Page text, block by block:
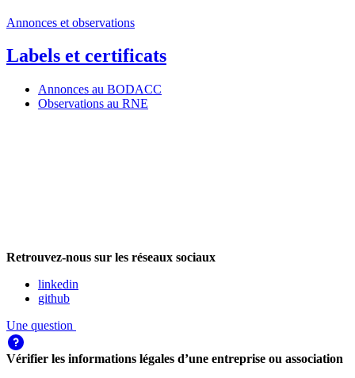
Annonces et observations
Labels et certificats
Annonces au BODACC
Observations au RNE
Retrouvez-nous sur les réseaux sociaux
linkedin
github
Une question
Vérifier les informations légales d’une entreprise ou association